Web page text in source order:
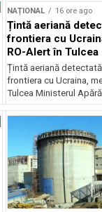
NAȚIONAL 16 ore ago
Țintă aeriană
frontiera cu
RO-Alert în Tulcea
Țintă aeriană
frontiera cu Ucraina,
Tulcea Ministerul